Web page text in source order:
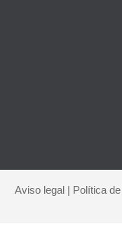
Aviso legal| Política